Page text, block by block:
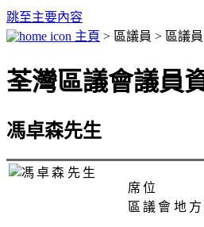
跳至主要內容
主頁 > 區議員 > 區議
荃灣區議會議員
馮卓森先生
席位
區議會地